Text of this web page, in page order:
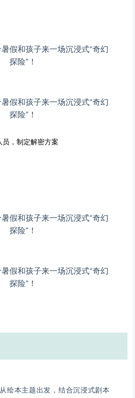
，制定解密方案
绘本主题出发，结合沉浸式剧本